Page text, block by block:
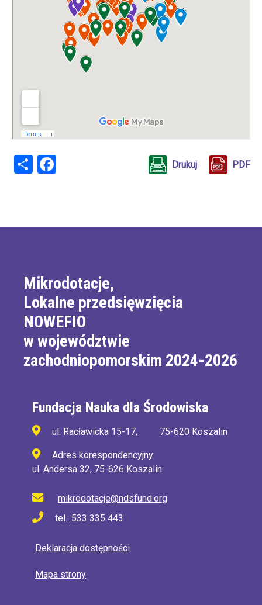
Share Drukuj PDF
Mikrodotacje,
Lokalne przedsięwzięcia
NOWEFIO
w województwie
zachodniopomorskim 2024-2026
Fundacja Nauka dla Środowiska
ul. Racławicka 15-17, 75-620 Koszalin
Adres korespondencyjny:
ul. Andersa 32, 75-626 Koszalin
mikrodotacje@ndsfund.org
tel.: 533 335 443
Deklaracja dostępności
Mapa strony